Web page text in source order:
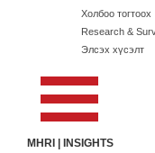
Холбоо тогтоох
Research &
Элсэх хүсэлт
MHRI | INSIGHTS